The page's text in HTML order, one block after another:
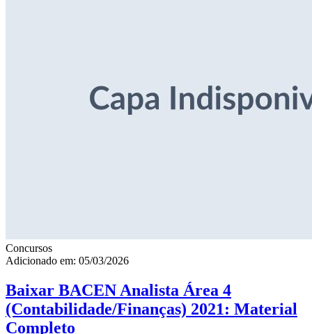
Concursos
Adicionado em: 05/03/2026
Baixar BACEN Analista Área 4
(Contabilidade/Finanças) 2021: Material
Completo